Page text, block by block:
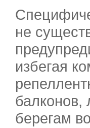
не
избегая
балконов,
берегам